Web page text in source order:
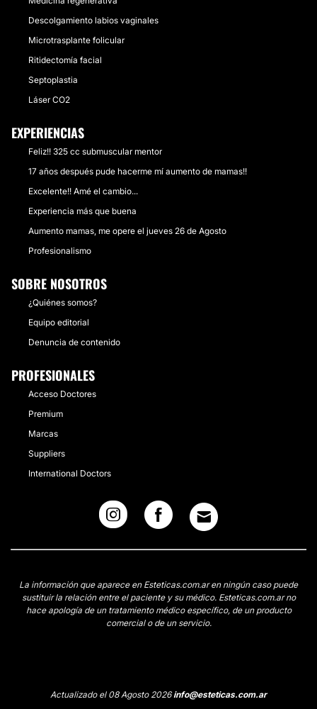
Descolgamiento labios vaginales
Microtrasplante folicular
Ritidectomía facial
Septoplastia
Láser CO2
EXPERIENCIAS
Feliz!! 325 cc submuscular mentor
17 años después pude hacerme mí aumento de mamas!!
Excelente!! Amé el cambio...
Experiencia más que buena
Aumento mamas, me opere el jueves 26 de Agosto
Profesionalismo
SOBRE NOSOTROS
¿Quiénes somos?
Equipo editorial
Denuncia de contenido
PROFESIONALES
Acceso Doctores
Premium
Marcas
Suppliers
International Doctors
La información que aparece en Esteticas.com.ar en ningún caso puede
sustituir la relación entre el paciente y su médico. Esteticas.com.ar no
hace apología de un tratamiento médico específico, de un producto
comercial o de un servicio.
Actualizado el 08 Agosto 2026info@esteticas.com.ar